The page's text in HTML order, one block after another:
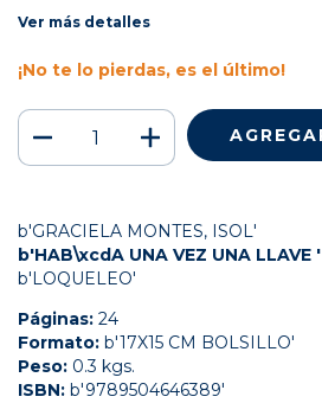
Ver más detalles
¡No te lo pierdas, es el último!
b'GRACIELA MONTES, ISOL'
b'HAB\xcdA UNA VEZ UNA LLAVE '
b'LOQUELEO'
Páginas: 24
Formato: b'17X15 CM BOLSILLO'
Peso: 0.3 kgs.
ISBN: b'9789504646389'